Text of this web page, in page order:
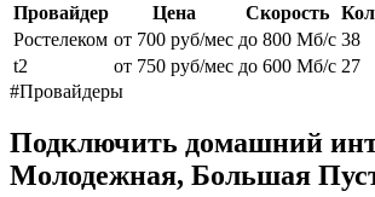
Провайдер Цена Скорость
Ростелеком от 700 руб/мес до 800 Мб/с 38
t2
от 750 руб/мес до 600 Мб/с 27
#Провайдеры
Подключить домашний
Молодежная, Большая